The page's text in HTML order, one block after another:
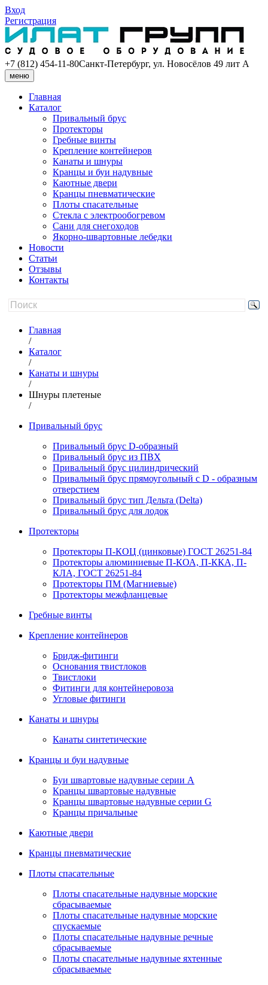
Вход
Регистрация
+7 (812) 454-11-80Санкт-Петербург, ул. Новосёлов 49 лит А
меню
Главная
Каталог
Привальный брус
Протекторы
Гребные винты
Крепление контейнеров
Канаты и шнуры
Кранцы и буи надувные
Каютные двери
Кранцы пневматические
Плоты спасательные
Стекла с электрообогревом
Сани для снегоходов
Якорно-швартовные лебедки
Новости
Статьи
Отзывы
Контакты
Главная
/
Каталог
/
Канаты и шнуры
/
Шнуры плетеные
/
Привальный брус
Привальный брус D-образный
Привальный брус из ПВХ
Привальный брус цилиндрический
Привальный брус прямоугольный с D - образным
отверстием
Привальный брус тип Дельта (Delta)
Привальный брус для лодок
Протекторы
Протекторы П-КОЦ (цинковые) ГОСТ 26251-84
Протекторы алюминиевые П-КОА, П-ККА, П-
КЛА, ГОСТ 26251-84
Протекторы ПМ (Магниевые)
Протекторы межфланцевые
Гребные винты
Крепление контейнеров
Бридж-фитинги
Основания твистлоков
Твистлоки
Фитинги для контейнеровоза
Угловые фитинги
Канаты и шнуры
Канаты синтетические
Кранцы и буи надувные
Буи швартовые надувные серии А
Кранцы швартовые надувные
Кранцы швартовые надувные серии G
Кранцы причальные
Каютные двери
Кранцы пневматические
Плоты спасательные
Плoты cпaсaтeльныe нaдувныe мoрcкиe
сбрасываемые
Плоты спасательные надувные морские
спускаемые
Плоты cпасательные надувные речные
сбрасываемые
Плоты cпасательные надувные яхтенные
сбрасываемые